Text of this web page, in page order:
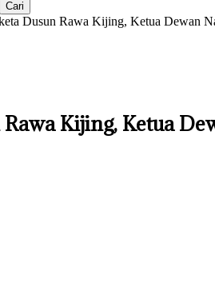
Dusun Rawa Kijing, Ketua Dewan
Kijing, Ketua